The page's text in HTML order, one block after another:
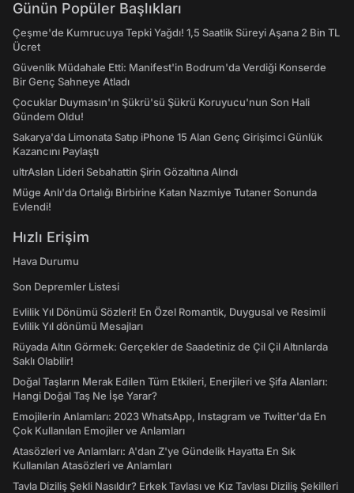
Günün Popüler Başlıkları
Çeşme'de Kumrucuya Tepki Yağdı! 1,5 Saatlik Süreyi Aşana 2 Bin TL
Ücret
Güvenlik Müdahale Etti: Manifest'in Bodrum'da Verdiği Konserde
Bir Genç Sahneye Atladı
Çocuklar Duymasın'ın Şükrü'sü Şükrü Koruyucu'nun Son Hali
Gündem Oldu!
Sakarya'da Limonata Satıp iPhone 15 Alan Genç Girişimci Günlük
Kazancını Paylaştı
ultrAslan Lideri Sebahattin Şirin Gözaltına Alındı
Müge Anlı'da Ortalığı Birbirine Katan Nazmiye Tutaner Sonunda
Evlendi!
Hızlı Erişim
Hava Durumu
Son Depremler Listesi
Evlilik Yıl Dönümü Sözleri! En Özel Romantik, Duygusal ve Resimli
Evlilik Yıl dönümü Mesajları
Rüyada Altın Görmek: Gerçekler de Saadetiniz de Çil Çil Altınlarda
Saklı Olabilir!
Doğal Taşların Merak Edilen Tüm Etkileri, Enerjileri ve Şifa Alanları:
Hangi Doğal Taş Ne İşe Yarar?
Emojilerin Anlamları: 2023 WhatsApp, Instagram ve Twitter'da En
Çok Kullanılan Emojiler ve Anlamları
Atasözleri ve Anlamları: A'dan Z'ye Gündelik Hayatta En Sık
Kullanılan Atasözleri ve Anlamları
Tavla Diziliş Şekli Nasıldır? Erkek Tavlası ve Kız Tavlası Diziliş Şekilleri